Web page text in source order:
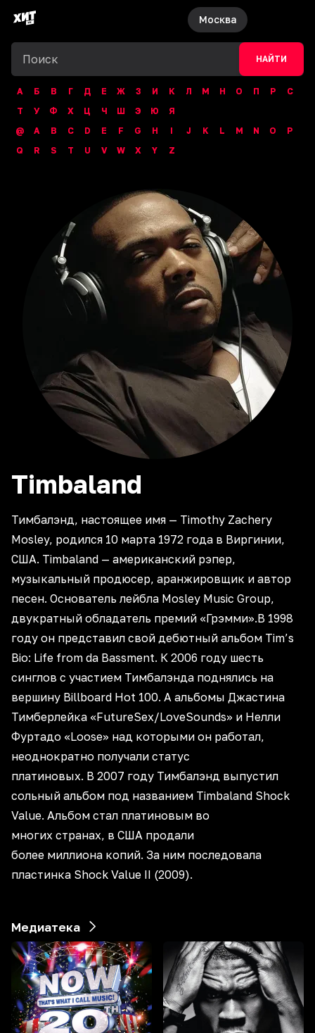
Москва
НАЙТИ
А Б В Г Д Е Ж З И К Л М Н О П Р
С
Т
У Ф Х Ц Ч Ш Э Ю
Я
@
A B C D E F G H I J K L M N O
P
Q
R S T U V W X Y Z
Timbaland
Тимбалэнд, настоящее имя — Timothy Zachery
Mosley, родился 10 марта 1972 года в Виргинии,
США. Timbaland — американский рэпер,
музыкальный продюсер, аранжировщик и автор
песен. Основатель лейбла Mosley Music Group,
двукратный обладатель премий «Грэмми».В 1998
году он представил свой дебютный альбом Tim’s
Bio: Life from da Bassment. К 2006 году шесть
синглов с участием Тимбалэнда поднялись на
вершину Billboard Hot 100. А альбомы Джастина
Тимберлейка «FutureSex/LoveSounds» и Нелли
Фуртадо «Loose» над которыми он работал,
неоднократно получали статус
платиновых. В 2007 году Тимбалэнд выпустил
сольный альбом под названием Timbaland Shock
Value. Альбом стал платиновым во
многих странах, в США продали
более миллиона копий. За ним последовала
пластинка Shock Value II (2009).
Медиатека